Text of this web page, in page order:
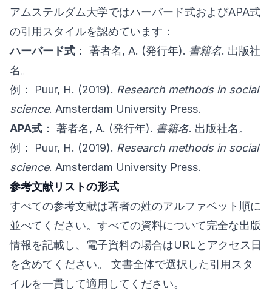
アムステルダム大学ではハーバード式およびAPA式
の引用スタイルを認めています：
ハーバード式 ： 著者名, A. (発行年). 書籍名. 出版社
名。
例： Puur, H. (2019). Research methods in social
science. Amsterdam University Press.
APA式 ： 著者名, A. (発行年). 書籍名. 出版社名。
例： Puur, H. (2019). Research methods in social
science. Amsterdam University Press.
参考文献リストの形式
すべての参考文献は著者の姓のアルファベット順に
並べてください。すべての資料について完全な出版
情報を記載し、電子資料の場合はURLとアクセス日
を含めてください。 文書全体で選択した引用スタ
イルを一貫して適用してください。